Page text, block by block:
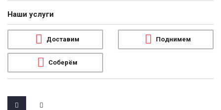
Наши услуги
Доставим Поднимем
Соберём